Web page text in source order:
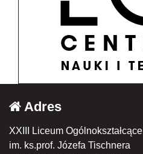
Adres
XXIII Liceum Ogólnokształcące
im. ks.prof. Józefa Tischnera